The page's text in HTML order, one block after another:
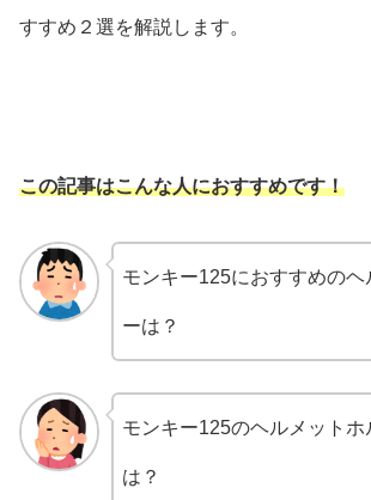
すすめ２選を解説します。
この記事はこんな人におすすめです！
モンキー125におすすめの
ーは？
モンキー125のヘルメット
は？